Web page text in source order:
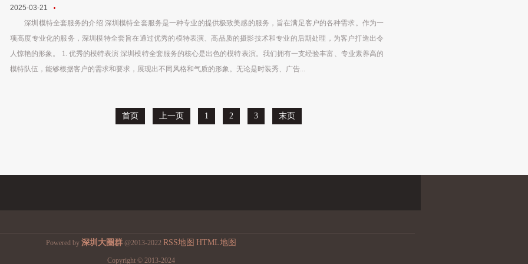
2025-03-21
深圳模特全套服务的介绍 深圳模特全套服务是一种专业的提供极致美感的服务，旨在满足客户的各种需求。作为一
项高度专业化的服务，深圳模特全套旨在通过优秀的模特表演、高品质的摄影技术和专业的后期处理，为客户打造出令
人惊艳的形象。 1. 优秀的模特表演 深圳模特全套服务的核心是出色的模特表演。我们拥有一支经验丰富、专业素养高的
模特队伍，能够根据客户的需求和要求，展现出不同风格和气质的形象。无论是时装秀、广告...
首页 上一页 1 2 3 末页
Powered by 深圳大圈群@2013-2022 RSS地图 HTML地图
Copyright © 2013-2024